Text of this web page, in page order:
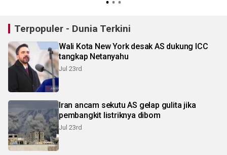
Terpopuler - Dunia Terkini
Wali Kota New York desak AS dukung ICC
tangkap Netanyahu
Jul 23rd
Iran ancam sekutu AS gelap gulita jika
pembangkit listriknya dibom
Jul 23rd